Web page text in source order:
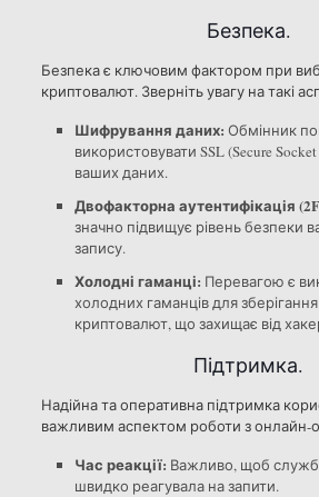
Безпека.
Безпека є ключовим фактором при
криптовалют. Зверніть увагу на такі
Шифрування даних: Обмінник
використовувати SSL (Secure
ваших даних.
Двофакторна аутентифікація
значно підвищує рівень безпеки
запису.
Холодні гаманці: Перевагою є
холодних гаманців для
криптовалют, що захищає від
Підтримка.
Надійна та оперативна підтримка
важливим аспектом роботи з онлайн-
Час реакції: Важливо, щоб
швидко реагувала на запити.